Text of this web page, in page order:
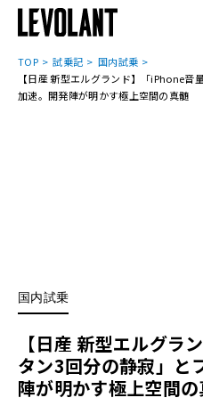
TOP 試乗記
国内試乗
【日産 新型エルグランド】「iPhone音
加速。開発陣が明かす極上空間の真髄
国内試乗
【日産 新型エルグ
タン3回分の静寂」と
陣が明かす極上空間